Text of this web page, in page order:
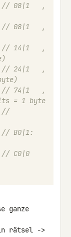
// 08|1   ,
// 08|1   ,
// 14|1   ,
// 24|1   ,
// 74|1   ,
= 1 byte
//
// B0|1:
// C0|0
ganze
rätsel ->